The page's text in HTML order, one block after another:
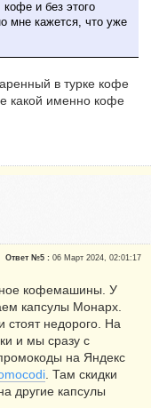
и без этого
мне кажется, что уже
в турке кофе
какой именно кофе
Ответ №5 :06 Март 2024, 02:01:17
кофемашины. У
капсулы Монарх.
стоят недорого. На
и мы сразу с
на Яндекс
. Там скидки
другие капсулы